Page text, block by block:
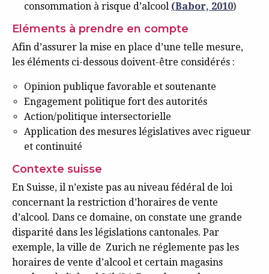
consommation à risque d’alcool (Babor, 2010)
Eléments à prendre en compte
Afin d’assurer la mise en place d’une telle mesure,
les éléments ci-dessous doivent-être considérés :
Opinion publique favorable et soutenante
Engagement politique fort des autorités
Action/politique intersectorielle
Application des mesures législatives avec rigueur
et continuité
Contexte suisse
En Suisse, il n’existe pas au niveau fédéral de loi
concernant la restriction d’horaires de vente
d’alcool. Dans ce domaine, on constate une grande
disparité dans les législations cantonales. Par
exemple, la ville de Zurich ne réglemente pas les
horaires de vente d’alcool et certain magasins